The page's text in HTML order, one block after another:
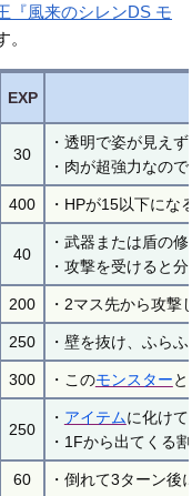
『風来のシレンDS モ
EXP
30
・透明で姿が見え
・肉が超強力なの
400 ・HPが15以下にな
40
・武器または盾の
・攻撃を受けると
200 ・2マス先から攻撃
250 ・壁を抜け、ふら
300 ・このモンスター
250
・ アイテムに化け
・1Fから出てくる
60 ・倒れて3ターン後